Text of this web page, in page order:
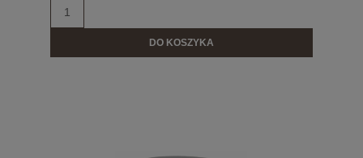
DO KOSZYKA